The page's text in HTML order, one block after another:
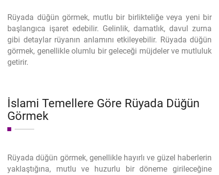
Rüyada düğün görmek, mutlu bir birlikteliğe veya yeni bir
başlangıca işaret edebilir. Gelinlik, damatlık, davul zurna
gibi detaylar rüyanın anlamını etkileyebilir. Rüyada düğün
görmek, genellikle olumlu bir geleceği müjdeler ve mutluluk
getirir.
İslami Temellere Göre Rüyada Düğün
Görmek
Rüyada düğün görmek, genellikle hayırlı ve güzel haberlerin
yaklaştığına, mutlu ve huzurlu bir döneme girileceğine